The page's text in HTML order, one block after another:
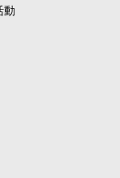
動